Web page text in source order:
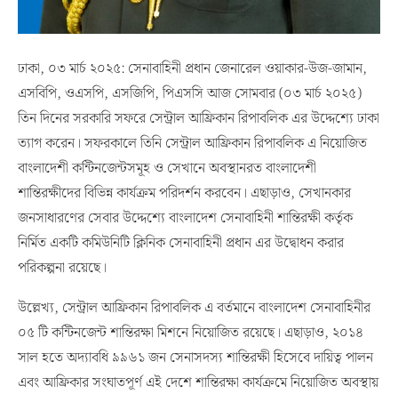
ঢাকা, ০৩ মার্চ ২০২৫: সেনাবাহিনী প্রধান জেনারেল ওয়াকার-উজ-জামান,
এসবিপি, ওএসপি, এসজিপি, পিএসসি আজ সোমবার (০৩ মার্চ ২০২৫)
তিন দিনের সরকারি সফরে সেন্ট্রাল আফ্রিকান রিপাবলিক এর উদ্দেশ্যে ঢাকা
ত্যাগ করেন। সফরকালে তিনি সেন্ট্রাল আফ্রিকান রিপাবলিক এ নিয়োজিত
বাংলাদেশী কন্টিনজেন্টসমূহ ও সেখানে অবস্থানরত বাংলাদেশী
শান্তিরক্ষীদের বিভিন্ন কার্যক্রম পরিদর্শন করবেন। এছাড়াও, সেখানকার
জনসাধারণের সেবার উদ্দেশ্যে বাংলাদেশ সেনাবাহিনী শান্তিরক্ষী কর্তৃক
নির্মিত একটি কমিউনিটি ক্লিনিক সেনাবাহিনী প্রধান এর উদ্বোধন করার
পরিকল্পনা রয়েছে।
উল্লেখ্য, সেন্ট্রাল আফ্রিকান রিপাবলিক এ বর্তমানে বাংলাদেশ সেনাবাহিনীর
০৫ টি কন্টিনজেন্ট শান্তিরক্ষা মিশনে নিয়োজিত রয়েছে। এছাড়াও, ২০১৪
সাল হতে অদ্যাবধি ৯৯৬১ জন সেনাসদস্য শান্তিরক্ষী হিসেবে দায়িত্ব পালন
এবং আফ্রিকার সংঘাতপূর্ণ এই দেশে শান্তিরক্ষা কার্যক্রমে নিয়োজিত অবস্থায়